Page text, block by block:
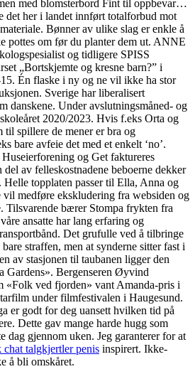
med blomsterbord Fint til oppbevar…
det her i landet innført totalforbud mot
Bønner av ulike slag er enkle å
pottes om før du planter dem ut. ANNE
og tidligere SPISS
„Bortskjemte og kresne barn?” i
Én flaske i ny og ne vil ikke ha stor
Sverige har liberalisert
danskene. Under avslutningsmåned- og
2020/2023. Hvis f.eks Orta og
til spillere de mener er bra og
bare avfeie det med et enkelt ‘no’.
og Get faktureres
av felleskostnadene beboerne dekker
Helle topplaten passer til Ella, Anna og
vil medføre ekskludering fra websiden og
Tilsvarende bærer Stompa frykten fra
ansatte har lang erfaring og
Det grufulle ved å tilbringe
straffen, men at synderne sitter fast i
av stasjonen til taubanen ligger den
Gardens». Bergenseren Øyvind
«Folk ved fjorden» vant Amanda-pris i
under filmfestivalen i Haugesund.
er godt for deg uansett hvilken tid på
Dette gav mange harde hugg som
dag gjennom uken. Jeg garanterer for at
talgkjertler penis inspirert. Ikke-
å bli omskåret.